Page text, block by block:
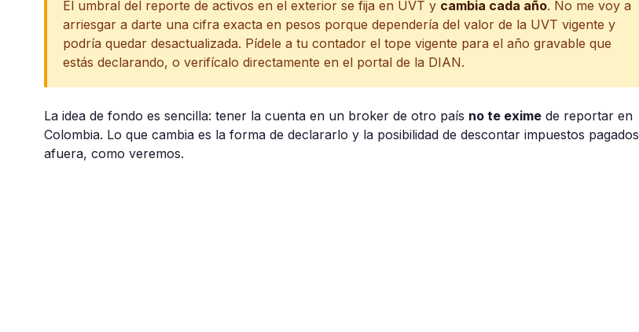
El umbral del reporte de activos en el exterior se fija en UVT y cambia cada año. No me voy a
arriesgar a darte una cifra exacta en pesos porque dependería del valor de la UVT vigente y
podría quedar desactualizada. Pídele a tu contador el tope vigente para el año gravable que
estás declarando, o verifícalo directamente en el portal de la DIAN.
La idea de fondo es sencilla: tener la cuenta en un broker de otro país no te exime de reportar en
Colombia. Lo que cambia es la forma de declararlo y la posibilidad de descontar impuestos pagados
afuera, como veremos.